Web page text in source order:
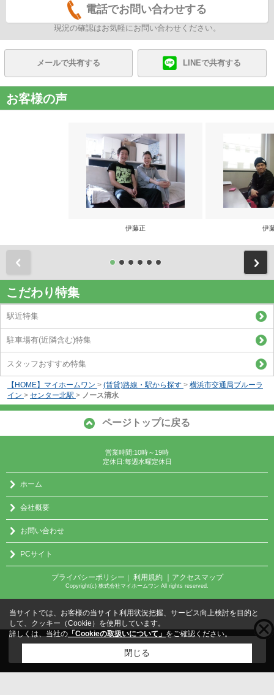
電話でお問い合わせする
現況の確認はお気軽にお問い合わせください。
メールで共有する LINEで共有する
お客様の声
伊藤正 伊
こだわり特集
駅近特集
駐車場有(近隣含む)特集
スタッフおすすめ特集
【HOME】マイホームワン > (賃貸)路線・駅から探す > 横浜市交通局ブルーラ
イン > センター北駅 > ノース清水
ページトップに戻る
営業時間:10時～19時
定休日:毎週水曜定休日
ホーム
会社概要
お問い合わせ
PCサイト
プライバシーポリシー 利用規約 ｜アクセスマップ
Copyright(c) 株式会社マイホームワン All rights reserved.
こちらの物件をご覧の方にお勧めな物件
当サイトでは、お客様の当サイト利用状況把握、サービス向上検討を目的と
して、クッキー（Cookie）を使用しています。
詳しくは、当社の 「Cookieの取扱いについて」 をご確認ください。
閉じる